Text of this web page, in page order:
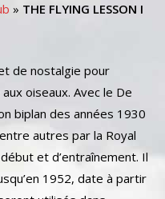
» THE FLYING LESSON I
de nostalgie pour
oiseaux. Avec le De
biplan des années 1930
autres par la Royal
et d’entraînement. Il
1952, date à partir